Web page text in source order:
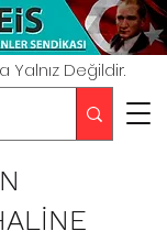
Yalnız Değildir.